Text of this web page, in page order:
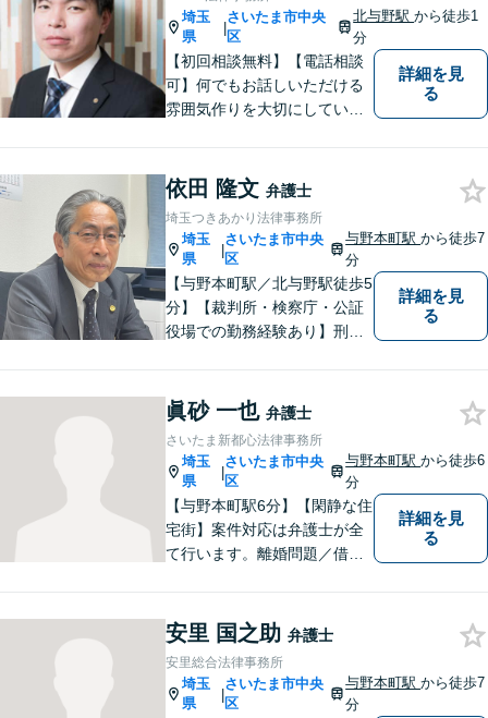
埼玉
県
|
さいたま市中央
区
北与野駅から徒歩1
分
【初回相談無料】【電話相談
可】何でもお話しいただける
雰囲気作りを大切にしていま
をお聞きになってからの判断
で構いませんので、トラブル
でお困りの方は一人で悩ま
ず、一度お気軽にご相談下さ
い。
詳細を見
る
依田 隆文 弁護士
埼玉つきあかり法律事務所
埼玉
県
|
さいたま市中央
区
与野本町駅から徒歩7
分
【与野本町駅／北与野駅徒歩5
分】【裁判所・検察庁・公証
役場での勤務経験あり】刑事
ください。一人一人に真摯に
向き合い、納得のいく解決へ
と導いてまいります。【休
日・夜間対応】
詳細を見
る
眞砂 一也 弁護士
さいたま新都心法律事務所
埼玉
県
|
さいたま市中央
区
与野本町駅から徒歩6
分
【与野本町駅6分】【閑静な住
宅街】案件対応は弁護士が全
て行います。離婚問題／借
速かつ丁寧な対応を心がけて
おりますので、お気軽にご相
談ください。【弁護士歴10年
以上】【初回相談30分無料】
詳細を見
る
安里 国之助 弁護士
安里総合法律事務所
埼玉
県
|
さいたま市中央
区
与野本町駅から徒歩7
分